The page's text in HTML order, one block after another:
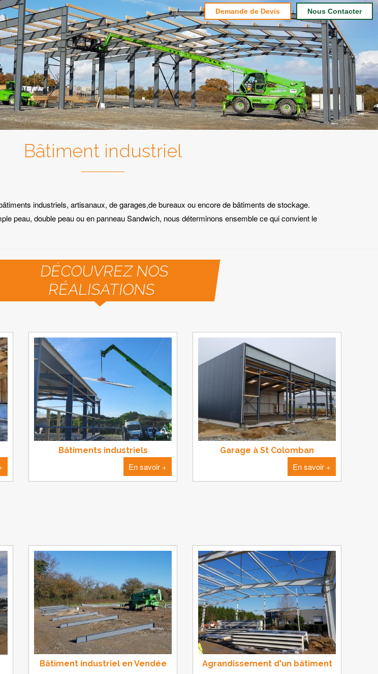
Nous Contacter
Demande de Devis
Bâtiment industriel
industriels, artisanaux, de garages,de bureaux ou encore de bâtiments de stockage.
peau, double peau ou en panneau Sandwich, nous déterminons ensemble ce qui convient le
DÉCOUVREZ NOS
RÉALISATIONS
Bâtiments industriels
En savoir +
Garage à St Colomban
En savoir +
Bâtiment industriel en Vendée
Agrandissement d'un bâtiment